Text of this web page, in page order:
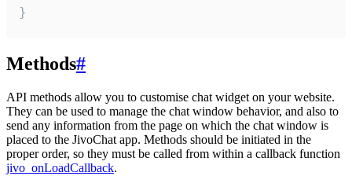
}
Methods#
API methods allow you to customise chat widget on your website.
They can be used to manage the chat window behavior, and also to
send any information from the page on which the chat window is
placed to the JivoChat app. Methods should be initiated in the
proper order, so they must be called from within a callback function
jivo_onLoadCallback.